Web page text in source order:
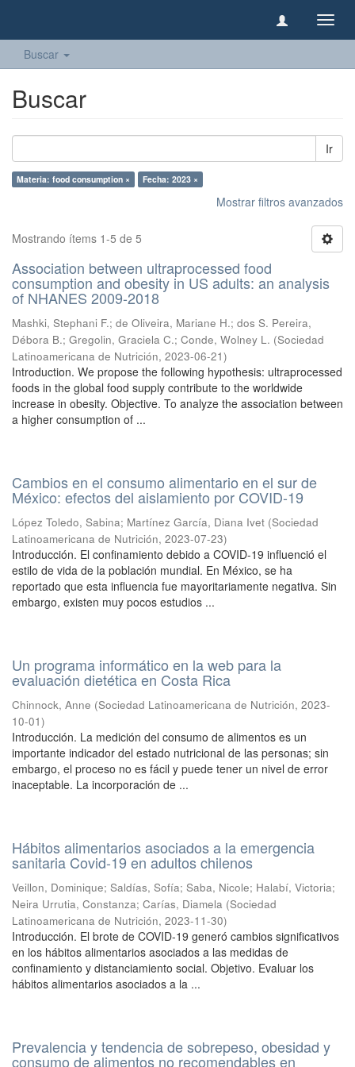
Buscar
Buscar
Ir
Materia: food consumption × Fecha: 2023 ×
Mostrar filtros avanzados
Mostrando ítems 1-5 de 5
Association between ultraprocessed food
consumption and obesity in US adults: an analysis
of NHANES 2009-2018
Mashki, Stephani F.; de Oliveira, Mariane H.; dos S. Pereira,
Débora B.; Gregolin, Graciela C.; Conde, Wolney L. (Sociedad
Latinoamericana de Nutrición, 2023-06-21)
Introduction. We propose the following hypothesis: ultraprocessed
foods in the global food supply contribute to the worldwide
increase in obesity. Objective. To analyze the association between
a higher consumption of ...
Cambios en el consumo alimentario en el sur de
México: efectos del aislamiento por COVID-19
López Toledo, Sabina; Martínez García, Diana Ivet (Sociedad
Latinoamericana de Nutrición, 2023-07-23)
Introducción. El confinamiento debido a COVID-19 influenció el
estilo de vida de la población mundial. En México, se ha
reportado que esta influencia fue mayoritariamente negativa. Sin
embargo, existen muy pocos estudios ...
Un programa informático en la web para la
evaluación dietética en Costa Rica
Chinnock, Anne (Sociedad Latinoamericana de Nutrición, 2023-
10-01)
Introducción. La medición del consumo de alimentos es un
importante indicador del estado nutricional de las personas; sin
embargo, el proceso no es fácil y puede tener un nivel de error
inaceptable. La incorporación de ...
Hábitos alimentarios asociados a la emergencia
sanitaria Covid-19 en adultos chilenos
Veillon, Dominique; Saldías, Sofía; Saba, Nicole; Halabí, Victoria;
Neira Urrutia, Constanza; Carías, Diamela (Sociedad
Latinoamericana de Nutrición, 2023-11-30)
Introducción. El brote de COVID-19 generó cambios significativos
en los hábitos alimentarios asociados a las medidas de
confinamiento y distanciamiento social. Objetivo. Evaluar los
hábitos alimentarios asociados a la ...
Prevalencia y tendencia de sobrepeso, obesidad y
consumo de alimentos no recomendables en